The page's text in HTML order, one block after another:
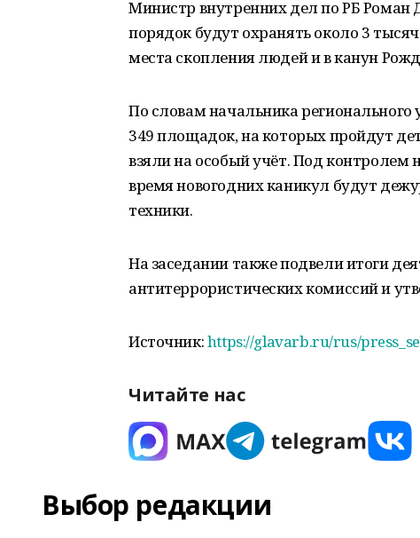
Министр внутренних дел по РБ Роман
порядок будут охранять около 3
места скопления людей и в канун
По словам начальника
349 площадок, на которых пройдут
взяли на особый учёт. Под контролем
время новогодних каникул будут
техники.
На заседании также подвели итоги
антитеррористических комиссий и
Источник:https://glavarb.ru/rus/
Читайте нас
Выбор редакции